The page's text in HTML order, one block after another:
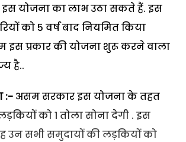
इस योजना का लाभ उठा सकते हैं. इस
को 5 वर्ष बाद नियमित किया
इस प्रकार की योजना शुरू करने वाला
है..
:- असम सरकार इस योजना के तहत
को 1 तोला सोना देगी . इस
उन सभी समुदायों की लड़कियों को